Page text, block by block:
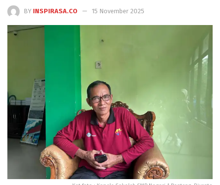
BY INSPIRASA.CO 15 November 2025